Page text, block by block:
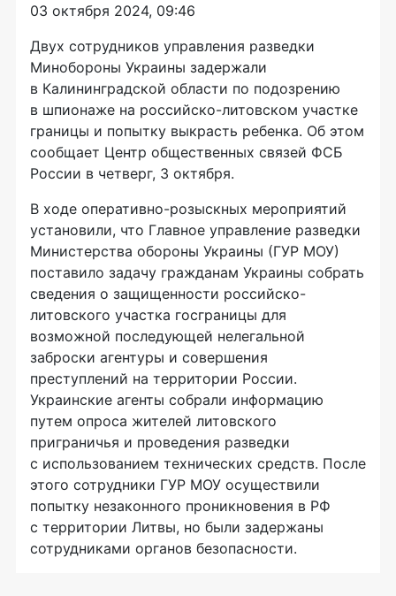
03 октября 2024, 09:46
Двух сотрудников управления разведки
Минобороны Украины задержали
в Калининградской области по подозрению
в шпионаже на российско-литовском участке
границы и попытку выкрасть ребенка. Об этом
сообщает Центр общественных связей ФСБ
России в четверг, 3 октября.
В ходе оперативно-розыскных мероприятий
установили, что Главное управление разведки
Министерства обороны Украины (ГУР МОУ)
поставило задачу гражданам Украины собрать
сведения о защищенности российско-
литовского участка госграницы для
возможной последующей нелегальной
заброски агентуры и совершения
преступлений на территории России.
Украинские агенты собрали информацию
путем опроса жителей литовского
приграничья и проведения разведки
с использованием технических средств. После
этого сотрудники ГУР МОУ осуществили
попытку незаконного проникновения в РФ
с территории Литвы, но были задержаны
сотрудниками органов безопасности.